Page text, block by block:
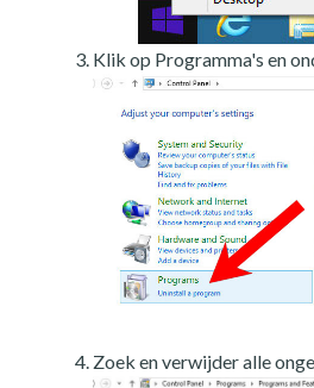
Klik op Programma's en
Zoek en verwijder alle